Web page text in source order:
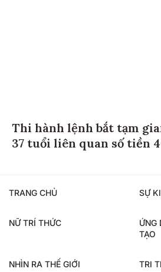
Thi hành lệnh bắt tạm
37 tuổi liên quan số tiền
TRANG CHỦ SỰ
NỮ TRÍ THỨC
ỨNG
TẠO
NHÌN RA THẾ GIỚI TRI